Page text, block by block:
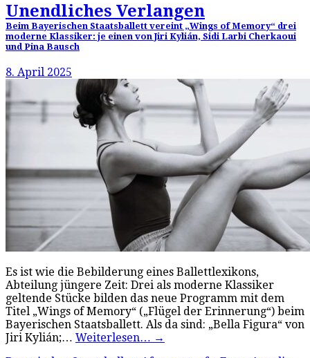
Unendliches Verlangen
Beim Bayerischen Staatsballett vereint „Wings of Memory“ drei
moderne Klassiker: je einen von Jiri Kylián, Sidi Larbi Cherkaoui
und Pina Bausch
8. April 2025
Es ist wie die Bebilderung eines Ballettlexikons,
Abteilung jüngere Zeit: Drei als moderne Klassiker
geltende Stücke bilden das neue Programm mit dem
Titel „Wings of Memory“ („Flügel der Erinnerung“) beim
Bayerischen Staatsballett. Als da sind: „Bella Figura“ von
Jiri Kylián;… Weiterlesen… →